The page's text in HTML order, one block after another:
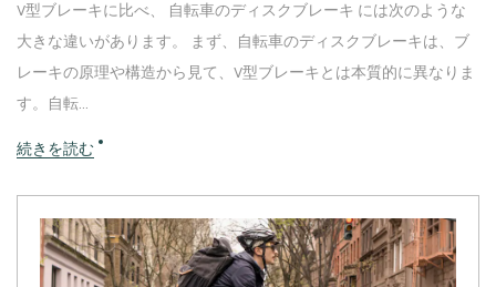
V型ブレーキに比べ、 自転車のディスクブレーキ には次のような
大きな違いがあります。 まず、自転車のディスクブレーキは、ブ
レーキの原理や構造から見て、V型ブレーキとは本質的に異なりま
す。自転...
続きを読む